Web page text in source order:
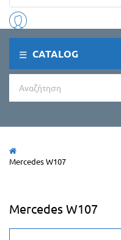
CATALOG
Mercedes W107
Mercedes W107